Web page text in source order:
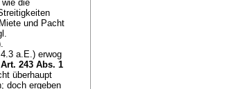
die
und Pacht
a.E.) erwog
Art. 243 Abs. 1
überhaupt
doch ergeben